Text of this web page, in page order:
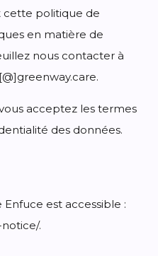
cette politique de
en matière de
nous contacter à
acceptez les termes
des données.
est accessible :
.